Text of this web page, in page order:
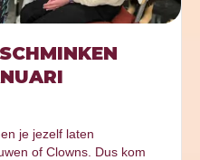
je jezelf laten
of Clowns. Dus kom